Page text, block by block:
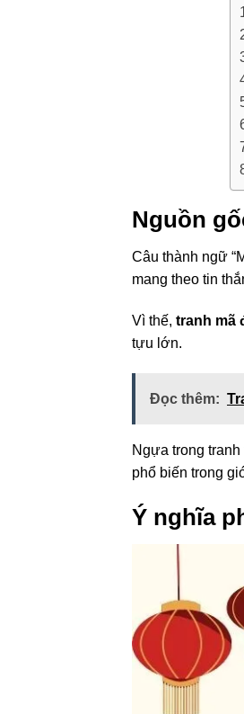
Nguồn
Câu thành ngữ
mang theo tin
Vì thế, tranh mã
tựu lớn.
Đọc thêm:
Ngựa trong
phổ biến trong
Ý nghĩa